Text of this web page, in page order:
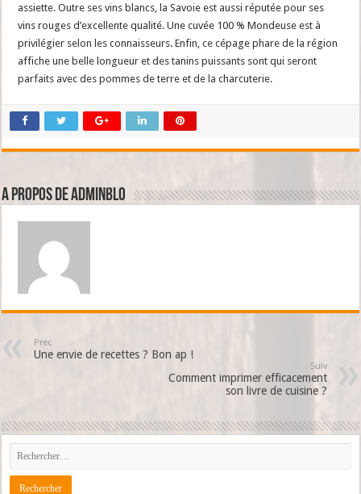
assiette. Outre ses vins blancs, la Savoie est aussi réputée pour ses
vins rouges d’excellente qualité. Une cuvée 100 % Mondeuse est à
privilégier selon les connaisseurs. Enfin, ce cépage phare de la région
affiche une belle longueur et des tanins puissants sont qui seront
parfaits avec des pommes de terre et de la charcuterie.
A propos de adminBlo
Prec
Une envie de recettes ? Bon ap !
Suiv
Comment imprimer efficacement
son livre de cuisine ?